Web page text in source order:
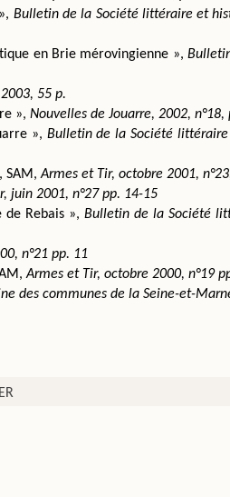
Bulletin de la Société littéraire et
en Brie mérovingienne »,
55 p.
», Nouvelles de Jouarre, 2002,
», Bulletin de la Société
SAM, Armes et Tir, octobre 2001,
juin 2001, n°27 pp. 14-15
Rebais », Bulletin de la Société
n°21 pp. 11
Armes et Tir, octobre 2000, n°19
des communes de la Seine-et-